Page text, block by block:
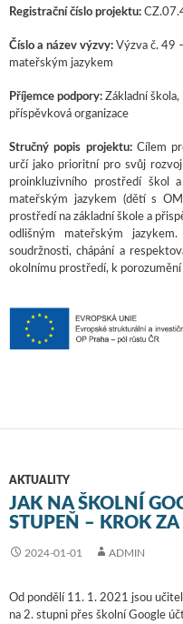
Registrační číslo projektu:
Číslo a název výzvy: Výzva č. 49
mateřským jazykem
Příjemce podpory: Základní
příspěvková organizace
Stručný popis projektu:Cílem
určí jako prioritní pro svůj
proinkluzivního prostředí škol
mateřským jazykem (dětí s
prostředí na základní škole a
odlišným mateřským
soudržnosti, chápání a
okolnímu prostředí, k
AKTUALITY
JAK NA ŠKOLNÍ
STUPEŇ – KROK ZA
2024-01-01 ADMIN
Od pondělí 11. 1. 2021 jsou
na 2. stupni přes školní Google